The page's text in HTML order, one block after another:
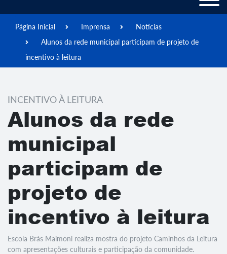
Página Inicial Imprensa
Notícias
Alunos da rede municipal participam de projeto de
incentivo à leitura
INCENTIVO À LEITURA
Alunos da rede
municipal
participam de
projeto de
incentivo à leitura
Escola Brás Maimoni realiza mostra do projeto Caminhos da Leitura
com apresentações culturais e participação da comunidade.